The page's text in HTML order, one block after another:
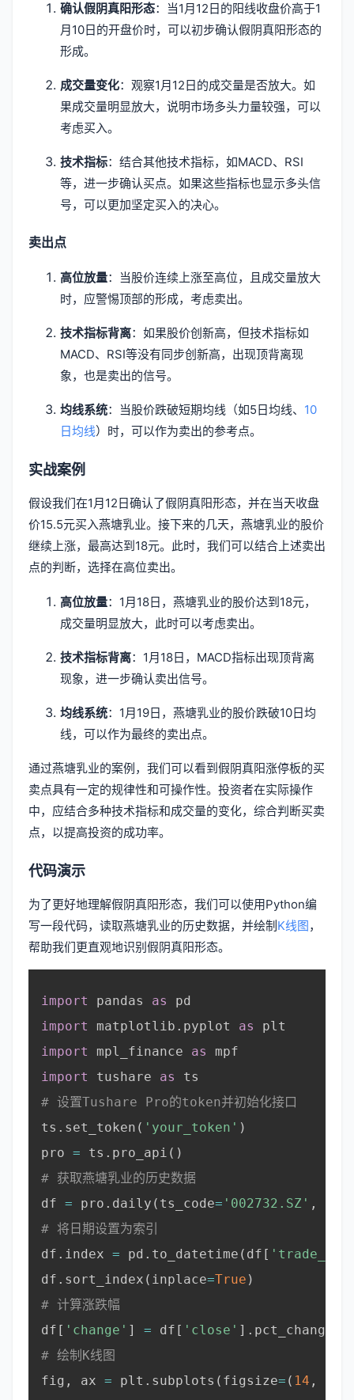
确认假阴真阳形态：当1月12日的阳线收盘价高于1
月10日的开盘价时，可以初步确认假阴真阳形态的
形成。
成交量变化：观察1月12日的成交量是否放大。如
果成交量明显放大，说明市场多头力量较强，可以
考虑买入。
技术指标：结合其他技术指标，如MACD、RSI
等，进一步确认买点。如果这些指标也显示多头信
号，可以更加坚定买入的决心。
卖出点
高位放量：当股价连续上涨至高位，且成交量放大
时，应警惕顶部的形成，考虑卖出。
技术指标背离：如果股价创新高，但技术指标如
MACD、RSI等没有同步创新高，出现顶背离现
象，也是卖出的信号。
均线系统：当股价跌破短期均线（如5日均线、 10
日均线）时，可以作为卖出的参考点。
实战案例
假设我们在1月12日确认了假阴真阳形态，并在当天收盘
价15.5元买入燕塘乳业。接下来的几天，燕塘乳业的股价
继续上涨，最高达到18元。此时，我们可以结合上述卖出
点的判断，选择在高位卖出。
高位放量：1月18日，燕塘乳业的股价达到18元，
成交量明显放大，此时可以考虑卖出。
技术指标背离：1月18日，MACD指标出现顶背离
现象，进一步确认卖出信号。
均线系统：1月19日，燕塘乳业的股价跌破10日均
线，可以作为最终的卖出点。
通过燕塘乳业的案例，我们可以看到假阴真阳涨停板的买
卖点具有一定的规律性和可操作性。投资者在实际操作
中，应结合多种技术指标和成交量的变化，综合判断买卖
点，以提高投资的成功率。
代码演示
为了更好地理解假阴真阳形态，我们可以使用Python编
写一段代码，读取燕塘乳业的历史数据，并绘制 K线图 ，
帮助我们更直观地识别假阴真阳形态。
import pandas as
pd
import
matplotlib . pyplot as
plt
import
mpl_finance as
mpf
import
tushare as
ts
# 设置Tushare Pro的token并初始化接口
ts . set_token ( 'your_token' )
pro = ts . pro_api ( )
# 获取燕塘乳业的历史数据
df = pro . daily ( ts_code= '002732.SZ' ,
# 将日期设置为索引
df . index = pd . to_datetime ( df [
df . sort_index ( inplace=True )
# 计算涨跌幅
df [ 'change' ] = df [ 'close' ] . pct_change
# 绘制K线图
fig , ax = plt . subplots ( figsize= ( 14 ,